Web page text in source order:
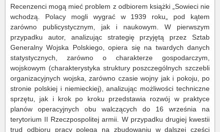
Recenzenci mogą mieć problem z odbiorem książki „Sowieci nie
wchodzą. Polacy mogli wygrać w 1939 roku„ pod kątem
zarówno publicystycznym, jak i naukowym. W pierwszym
przypadku autor, analizując strategię przyjętą przez Sztab
Generalny Wojska Polskiego, opiera się na twardych danych
statystycznych, zarówno o charakterze gospodarczym,
wojskowym (charakterystyka struktury poszczególnych szczebli
organizacyjnych wojska, zarówno czasie wojny jak i pokoju, po
stronie polskiej i niemieckiej), analizując możliwości techniczne
sprzętu, jak i krok po kroku przedstawia rozwój w praktyce
planów operacyjnych obu walczących do 16 września na
terytorium II Rzeczpospolitej armii. W przypadku drugiej kwestii
trud odbioru pracy polega na zbudowaniu w dalszej części